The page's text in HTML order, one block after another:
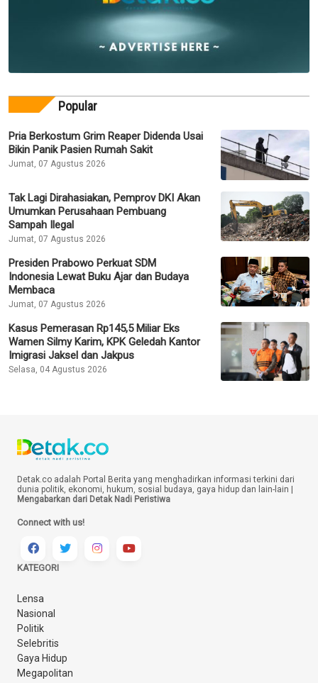
Popular
Pria Berkostum Grim Reaper Didenda Usai
Bikin Panik Pasien Rumah Sakit
Jumat, 07 Agustus 2026
Tak Lagi Dirahasiakan, Pemprov DKI Akan
Umumkan Perusahaan Pembuang
Sampah Ilegal
Jumat, 07 Agustus 2026
Presiden Prabowo Perkuat SDM
Indonesia Lewat Buku Ajar dan Budaya
Membaca
Jumat, 07 Agustus 2026
Kasus Pemerasan Rp145,5 Miliar Eks
Wamen Silmy Karim, KPK Geledah Kantor
Imigrasi Jaksel dan Jakpus
Selasa, 04 Agustus 2026
Detak.co adalah Portal Berita yang menghadirkan informasi terkini dari
dunia politik, ekonomi, hukum, sosial budaya, gaya hidup dan lain-lain |
Mengabarkan dari Detak Nadi Peristiwa
Connect with us!
KATEGORI
Lensa
Nasional
Politik
Selebritis
Gaya Hidup
Megapolitan